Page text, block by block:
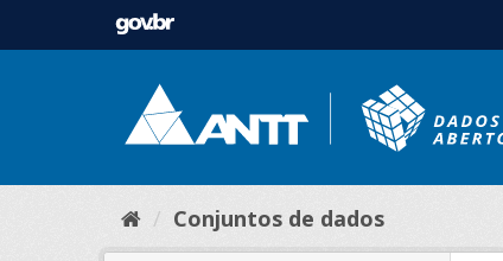
Conjuntos de dados